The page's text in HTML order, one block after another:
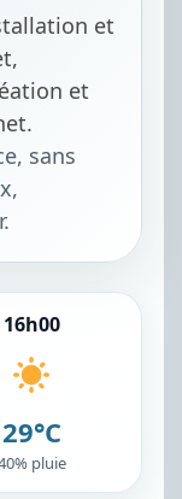
et
et
sans
16h00
29°C
pluie